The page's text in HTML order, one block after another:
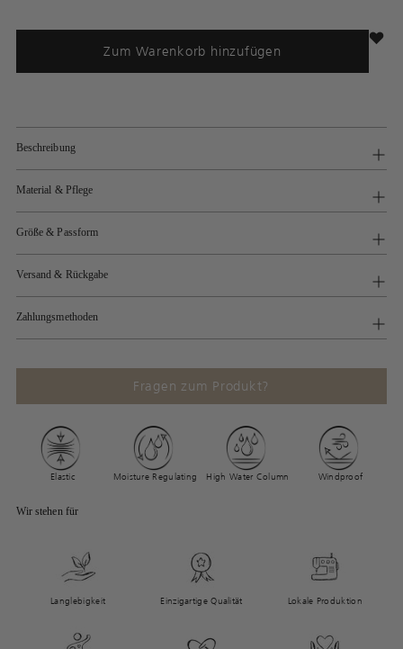
Zum Warenkorb hinzufügen
Beschreibung
Material & Pflege
Größe & Passform
Versand & Rückgabe
Zahlungsmethoden
Fragen zum Produkt?
Elastic Moisture Regulating High Water Column Windproof
Wir stehen für
Langlebigkeit Einzigartige Qualität Lokale Produktion